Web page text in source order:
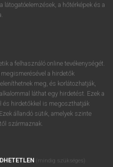
APPLIKÁCIÓ
BŐVÍTMÉNY
látogatóelemzések, a hőtérképek és a
a felhasználó online tevékenységét.
a hirdetők
meg, és korlátozhatják,
láthat egy hirdetést. Ezek a
és hirdetőkkel is megoszthatják
állandó sütik, amelyek szinte
származnak.
(mindig szükséges)